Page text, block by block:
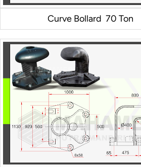
Curve Bollard 70 Ton